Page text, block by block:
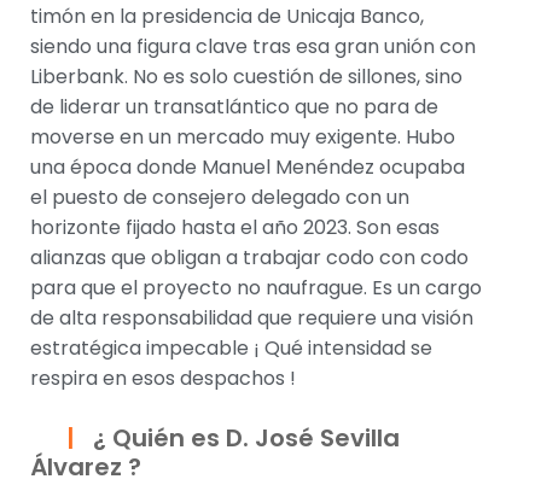
timón en la presidencia de Unicaja Banco,
siendo una figura clave tras esa gran unión con
Liberbank. No es solo cuestión de sillones, sino
de liderar un transatlántico que no para de
moverse en un mercado muy exigente. Hubo
una época donde Manuel Menéndez ocupaba
el puesto de consejero delegado con un
horizonte fijado hasta el año 2023. Son esas
alianzas que obligan a trabajar codo con codo
para que el proyecto no naufrague. Es un cargo
de alta responsabilidad que requiere una visión
estratégica impecable ¡ Qué intensidad se
respira en esos despachos !
¿ Quién es D. José Sevilla
Álvarez ?